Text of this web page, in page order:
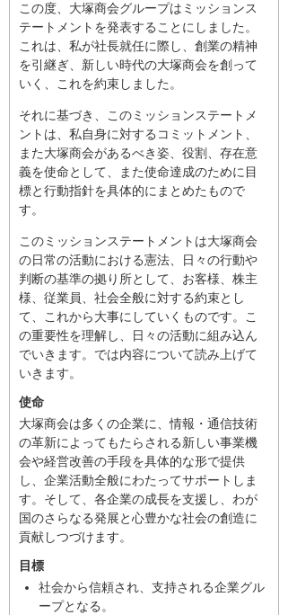
この度、大塚商会グループはミッションス
テートメントを発表することにしました。
これは、私が社長就任に際し、創業の精神
を引継ぎ、新しい時代の大塚商会を創って
いく、これを約束しました。
それに基づき、このミッションステートメ
ントは、私自身に対するコミットメント、
また大塚商会があるべき姿、役割、存在意
義を使命として、また使命達成のために目
標と行動指針を具体的にまとめたもので
す。
このミッションステートメントは大塚商会
の日常の活動における憲法、日々の行動や
判断の基準の拠り所として、お客様、株主
様、従業員、社会全般に対する約束とし
て、これから大事にしていくものです。こ
の重要性を理解し、日々の活動に組み込ん
でいきます。では内容について読み上げて
いきます。
使命
大塚商会は多くの企業に、情報・通信技術
の革新によってもたらされる新しい事業機
会や経営改善の手段を具体的な形で提供
し、企業活動全般にわたってサポートしま
す。そして、各企業の成長を支援し、わが
国のさらなる発展と心豊かな社会の創造に
貢献しつづけます。
目標
社会から信頼され、支持される企業グル
ープとなる。